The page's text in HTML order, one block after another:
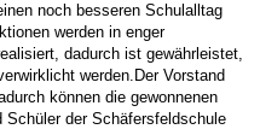
noch besseren Schulalltag
werden in enger
dadurch ist gewährleistet,
werden. Der Vorstand
können die gewonnenen
Schüler der Schäfersfeldschule